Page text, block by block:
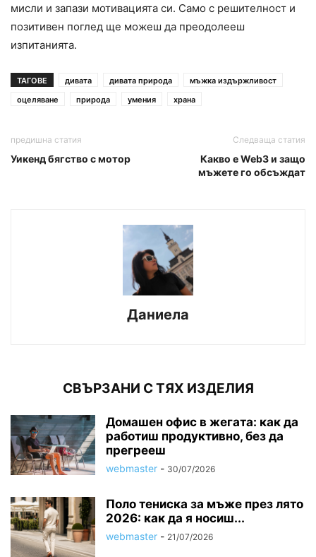
мисли и запази мотивацията си. Само с решителност и
позитивен поглед ще можеш да преодолееш
изпитанията.
ТАГОВЕ дивата дивата природа
мъжка издържливост
оцеляване
природа умения храна
предишна статия
Уикенд бягство с мотор
Следваща статия
Какво е Web3 и защо
мъжете го обсъждат
Даниела
СВЪРЗАНИ С ТЯХ ИЗДЕЛИЯ
Домашен офис в жегата: как да
работиш продуктивно, без да
прегрееш
webmaster - 30/07/2026
Поло тениска за мъже през лято
2026: как да я носиш...
webmaster - 21/07/2026